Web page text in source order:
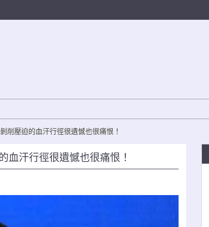
削壓迫的血汗行徑很遺憾也很痛恨！
血汗行徑很遺憾也很痛恨！